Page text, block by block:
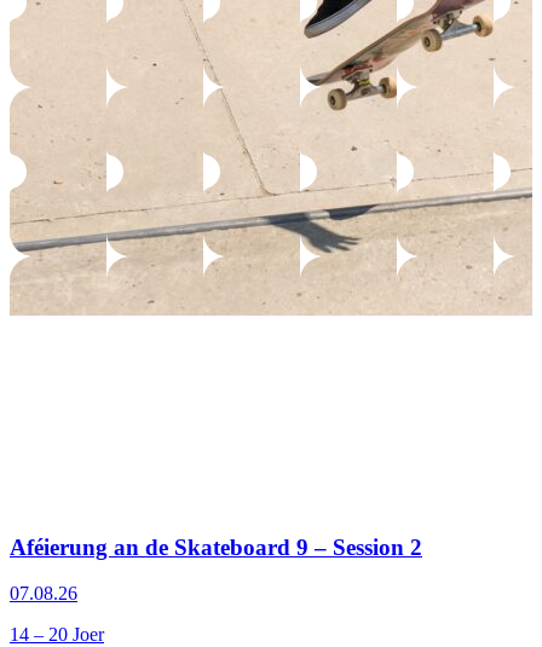
Aféierung an de Skateboard 9 – Session 2
07.08.26
14 – 20 Joer